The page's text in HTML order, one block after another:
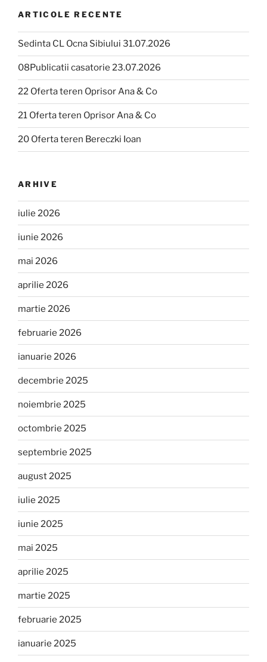
ARTICOLE RECENTE
Sedinta CL Ocna Sibiului 31.07.2026
08Publicatii casatorie 23.07.2026
22 Oferta teren Oprisor Ana & Co
21 Oferta teren Oprisor Ana & Co
20 Oferta teren Bereczki Ioan
ARHIVE
iulie 2026
iunie 2026
mai 2026
aprilie 2026
martie 2026
februarie 2026
ianuarie 2026
decembrie 2025
noiembrie 2025
octombrie 2025
septembrie 2025
august 2025
iulie 2025
iunie 2025
mai 2025
aprilie 2025
martie 2025
februarie 2025
ianuarie 2025